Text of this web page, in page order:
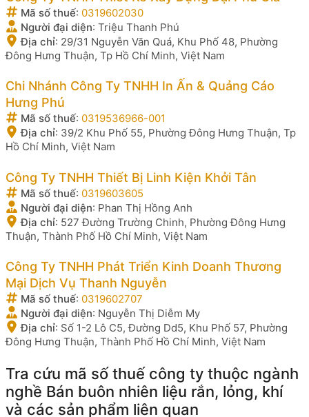
Mã số thuế: 0319602030
Người đại diện: Triệu Thanh Phú
Địa chỉ: 29/31 Nguyễn Văn Quá, Khu Phố 48, Phường
Đông Hưng Thuận, Tp Hồ Chí Minh, Việt Nam
Chi Nhánh Công Ty TNHH In Ấn & Quảng Cáo
Hưng Phú
Mã số thuế: 0319536966-001
Địa chỉ: 39/2 Khu Phố 55, Phường Đông Hưng Thuận, Tp
Hồ Chí Minh, Việt Nam
Công Ty TNHH Thiết Bị Linh Kiện Khởi Tân
Mã số thuế: 0319603605
Người đại diện: Phan Thị Hồng Anh
Địa chỉ: 527 Đường Trường Chinh, Phường Đông Hưng
Thuận, Thành Phố Hồ Chí Minh, Việt Nam
Công Ty TNHH Phát Triển Kinh Doanh Thương
Mại Dịch Vụ Thanh Nguyễn
Mã số thuế: 0319602707
Người đại diện: Nguyễn Thị Diễm My
Địa chỉ: Số 1-2 Lô C5, Đường Dd5, Khu Phố 57, Phường
Đông Hưng Thuận, Thành Phố Hồ Chí Minh, Việt Nam
Tra cứu mã số thuế công ty thuộc ngành
nghề Bán buôn nhiên liệu rắn, lỏng, khí
và các sản phẩm liên quan